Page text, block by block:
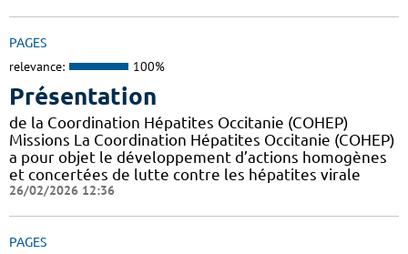
PAGES
relevance: 100%
Présentation
de la Coordination Hépatites Occitanie (COHEP)
Missions La Coordination Hépatites Occitanie (COHEP)
a pour objet le développement d’actions homogènes
et concertées de lutte contre les hépatites virale
26/02/2026 12:36
PAGES